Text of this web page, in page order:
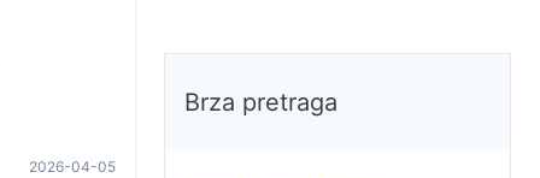
2026-04-05
Brza pretraga